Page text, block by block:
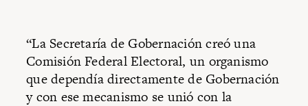
“La Secretaría de Gobernación creó una
Comisión Federal Electoral, un organismo
que dependía directamente de Gobernación
y con ese mecanismo se unió con la